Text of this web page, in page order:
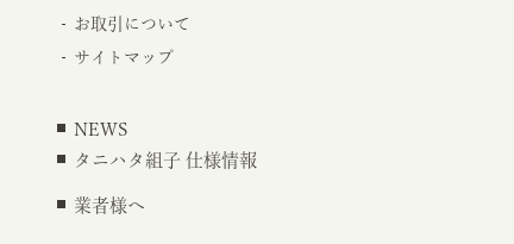
お取引について
サイトマップ
NEWS
タニハタ組子 仕様情報
業者様へ